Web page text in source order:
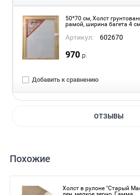
50*70 см, Холст
рамой, ширина багета 4
Артикул: 602670
970 р.
Добавить к сравнению
ОТЗЫВЫ
Похожие
Холст в рулоне "Старый